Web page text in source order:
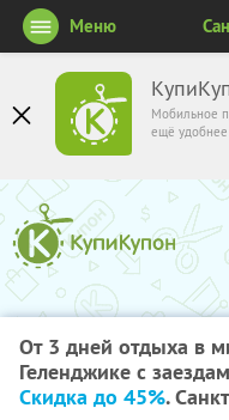
Мобильное
ещё удобнее
Меню
От 3 дней отдыха в
Геленджике с
Скидка до 45%.